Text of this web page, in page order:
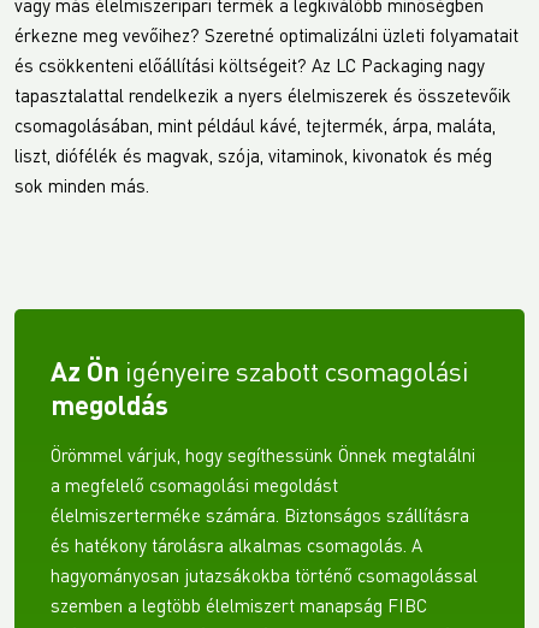
vagy más élelmiszeripari termék a legkiválóbb minőségben
érkezne meg vevőihez? Szeretné optimalizálni üzleti folyamatait
és csökkenteni előállítási költségeit? Az LC Packaging nagy
tapasztalattal rendelkezik a nyers élelmiszerek és összetevőik
csomagolásában, mint például kávé, tejtermék, árpa, maláta,
liszt, diófélék és magvak, szója, vitaminok, kivonatok és még
sok minden más.
Az Ön igényeire szabott csomagolási
megoldás
Örömmel várjuk, hogy segíthessünk Önnek megtalálni
a megfelelő csomagolási megoldást
élelmiszerterméke számára. Biztonságos szállításra
és hatékony tárolásra alkalmas csomagolás. A
hagyományosan jutazsákokba történő csomagolással
szemben a legtöbb élelmiszert manapság FIBC